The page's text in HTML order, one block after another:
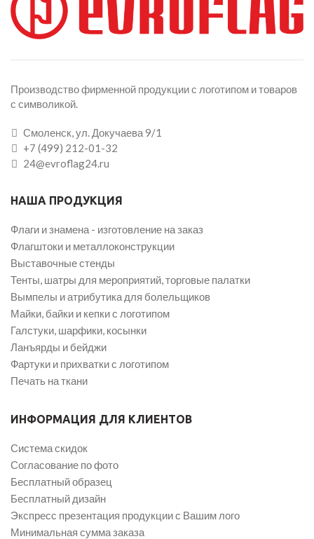
Производство фирменной продукции с логотипом и товаров
с символикой.
Смоленск, ул. Докучаева 9/1
+7 (499) 212-01-32
24@evroflag24.ru
НАША ПРОДУКЦИЯ
Флаги и знамена - изготовление на заказ
Флагштоки и металлоконструкции
Выставочные стенды
Тенты, шатры для мероприятий, торговые палатки
Вымпелы и атрибутика для болельщиков
Майки, байки и кепки с логотипом
Галстуки, шарфики, косынки
Ланъярды и бейджи
Фартуки и прихватки с логотипом
Печать на ткани
ИНФОРМАЦИЯ ДЛЯ КЛИЕНТОВ
Система скидок
Согласование по фото
Бесплатный образец
Бесплатный дизайн
Экспресс презентация продукции с Вашим лого
Минимальная сумма заказа